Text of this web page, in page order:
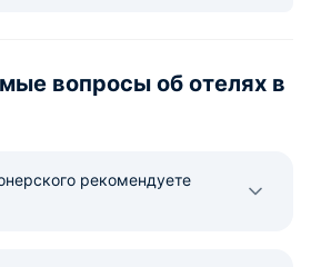
вопросы об отелях в
рекомендуете